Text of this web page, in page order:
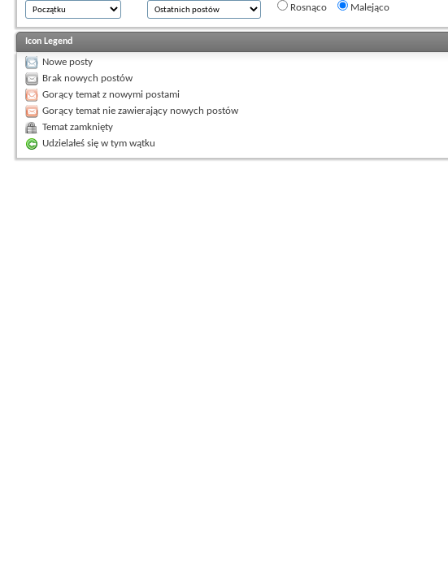
Rosnąco
Malejąco
Icon Legend
Nowe posty
Brak nowych postów
Gorący temat z nowymi postami
Gorący temat nie zawierający nowych postów
Temat zamknięty
Udzielałeś się w tym wątku